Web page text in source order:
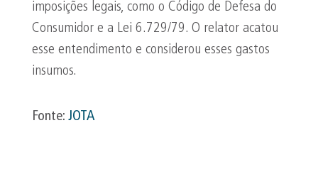
imposições legais, como o Código de Defesa do
Consumidor e a Lei 6.729/79. O relator acatou
esse entendimento e considerou esses gastos
insumos.
Fonte: JOTA